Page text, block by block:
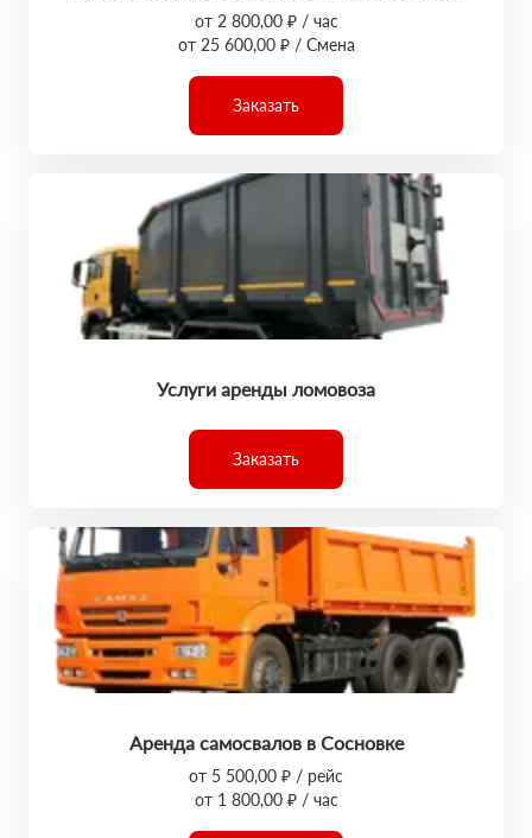
от 2 800,00 ₽ / час
от 25 600,00 ₽ / Смена
Заказать
Услуги аренды ломовоза
Заказать
Аренда самосвалов в Сосновке
от 5 500,00 ₽ / рейс
от 1 800,00 ₽ / час